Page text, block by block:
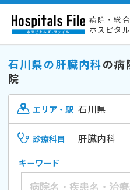
病院・総
ホスピタ
石川県の肝臓内科の病
院
エリア・駅 石川県
診療科目 肝臓内科
キーワード